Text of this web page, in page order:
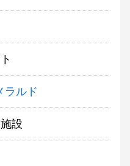
ラルド
設